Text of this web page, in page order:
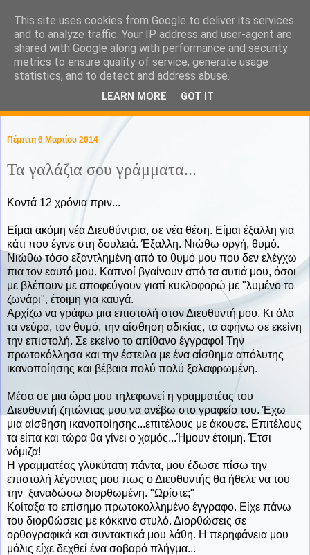
KaPa. Me without you...tea
without a biscuit!
Πέμπτη 6 Μαρτίου 2014
Τα γαλάζια σου γράμματα...
Κοντά 12 χρόνια πριν...
Είμαι ακόμη νέα Διευθύντρια, σε νέα θέση. Είμαι έξαλλη για
κάτι που έγινε στη δουλειά. Έξαλλη. Νιώθω οργή, θυμό.
Νιώθω τόσο εξαντλημένη από το θυμό μου που δεν ελέγχω
πια τον εαυτό μου. Καπνοί βγαίνουν από τα αυτιά μου, όσοι
με βλέπουν με αποφεύγουν γιατί κυκλοφορώ με "λυμένο το
ζωνάρι", έτοιμη για καυγά.
Αρχίζω να γράφω μια επιστολή στον Διευθυντή μου. Κι όλα
τα νεύρα, τον θυμό, την αίσθηση αδικίας, τα αφήνω σε εκείνη
την επιστολή. Σε εκείνο το απίθανο έγγραφο! Την
πρωτοκόλλησα και την έστειλα με ένα αίσθημα απόλυτης
ικανοποίησης και βέβαια πολύ πολύ ξαλαφρωμένη.
Μέσα σε μια ώρα μου τηλεφωνεί η γραμματέας του
Διευθυντή ζητώντας μου να ανέβω στο γραφείο του. Έχω
μια αίσθηση ικανοποίησης...επιτέλους με άκουσε. Επιτέλους
τα είπα και τώρα θα γίνει ο χαμός...Ήμουν έτοιμη. Έτσι
νόμιζα!
Η γραμματέας γλυκύτατη πάντα, μου έδωσε πίσω την
επιστολή λέγοντας μου πως ο Διευθυντής θα ήθελε να του
την ξαναδώσω διορθωμένη. "Ωρίστε;"
Κοίταξα το επίσημο πρωτοκολλημένο έγγραφο. Είχε πάνω
του διορθώσεις με κόκκινο στυλό. Διορθώσεις σε
ορθογραφικά και συντακτικά μου λάθη. Η περηφάνεια μου
μόλις είχε δεχθεί ένα σοβαρό πλήγμα...
This site uses cookies from Google to deliver its services
and to analyze traffic. Your IP address and user-agent are
shared with Google along with performance and security
metrics to ensure quality of service, generate usage
statistics, and to detect and address abuse.
LEARN MORE GOT IT